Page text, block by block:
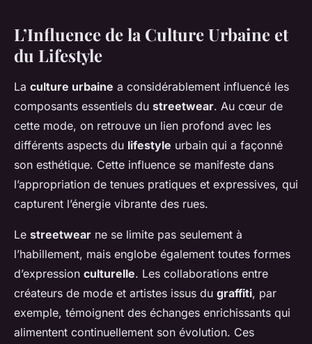
L’Influence de la Culture Urbaine et
du Lifestyle
La culture urbaine a considérablement influencé les
composants essentiels du streetwear. Au cœur de
cette mode, on retrouve un lien profond avec les
différents aspects du lifestyle urbain qui a façonné
son esthétique. Cette influence se manifeste dans
l’appropriation de tenues pratiques et expressives, qui
capturent l’énergie vibrante des rues.
Le streetwear ne se limite pas seulement à
l’habillement, mais englobe également toutes formes
d’expression culturelle. Les collaborations entre
créateurs de mode et artistes issus du graffiti, par
exemple, témoignent des échanges enrichissants qui
alimentent continuellement son évolution. Ces